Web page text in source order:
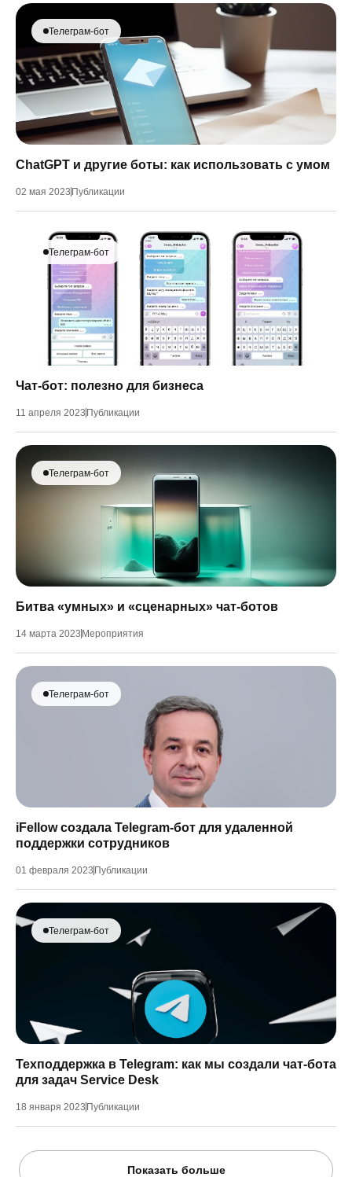
Телеграм-бот
ChatGPT и другие боты: как использовать с умом
02 мая 2023 Публикации
Телеграм-бот
Чат-бот: полезно для бизнеса
11 апреля 2023 Публикации
Телеграм-бот
Битва «умных» и «сценарных» чат-ботов
14 марта 2023 Мероприятия
Телеграм-бот
iFellow создала Telegram-бот для удаленной
поддержки сотрудников
01 февраля 2023 Публикации
Телеграм-бот
Техподдержка в Telegram: как мы создали чат-бота
для задач Service Desk
18 января 2023 Публикации
Показать больше